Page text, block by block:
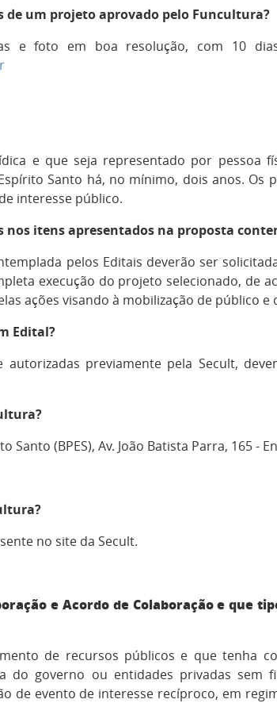
de um projeto aprovado pelo Funcultura?
e foto em boa resolução, com 10
e que seja representado por pessoa
Santo há, no mínimo, dois anos.
interesse público.
itens apresentados na proposta
pelos Editais deverão ser
execução do projeto selecionado, de
ações visando à mobilização de público e
Edital?
previamente pela Secult,
Santo (BPES), Av. João Batista Parra, 165 -
no site da Secult.
e Acordo de Colaboração e que
de recursos públicos e que tenha
do governo ou entidades privadas sem
de evento de interesse recíproco, em